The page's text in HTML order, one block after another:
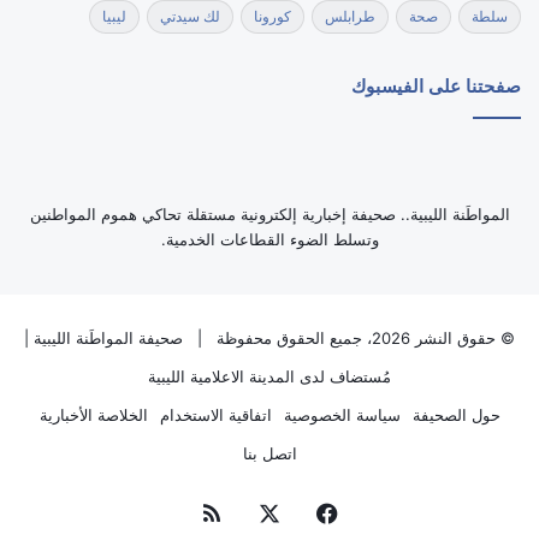
سلطة صحة طرابلس كورونا لك سيدتي ليبيا
صفحتنا على الفيسبوك
‏المواطَنة الليبية.. صحيفة إخبارية إلكترونية مستقلة تحاكي هموم المواطنين
وتسلط الضوء القطاعات الخدمية.
© حقوق النشر 2026، جميع الحقوق محفوظة | صحيفة المواطَنة الليبية
مُستضاف لدى المدينة الاعلامية الليبية
حول الصحيفة
سياسة الخصوصية اتفاقية الاستخدام
الخلاصة الأخبارية
اتصل بنا
فيسبوك ملخص